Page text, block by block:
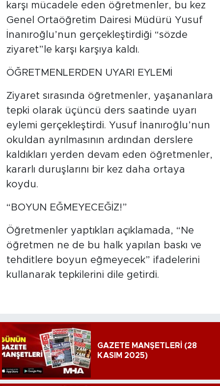
karşı mücadele eden öğretmenler, bu kez
Genel Ortaöğretim Dairesi Müdürü Yusuf
İnanıroğlu’nun gerçekleştirdiği “sözde
ziyaret”le karşı karşıya kaldı.
ÖĞRETMENLERDEN UYARI EYLEMİ
Ziyaret sırasında öğretmenler, yaşananlara
tepki olarak üçüncü ders saatinde uyarı
eylemi gerçekleştirdi. Yusuf İnanıroğlu’nun
okuldan ayrılmasının ardından derslere
kaldıkları yerden devam eden öğretmenler,
kararlı duruşlarını bir kez daha ortaya
koydu.
“BOYUN EĞMEYECEĞİZ!”
Öğretmenler yaptıkları açıklamada, “Ne
öğretmen ne de bu halk yapılan baskı ve
tehditlere boyun eğmeyecek” ifadelerini
kullanarak tepkilerini dile getirdi.
GAZETE MANŞETLERİ (28
KASIM 2025)